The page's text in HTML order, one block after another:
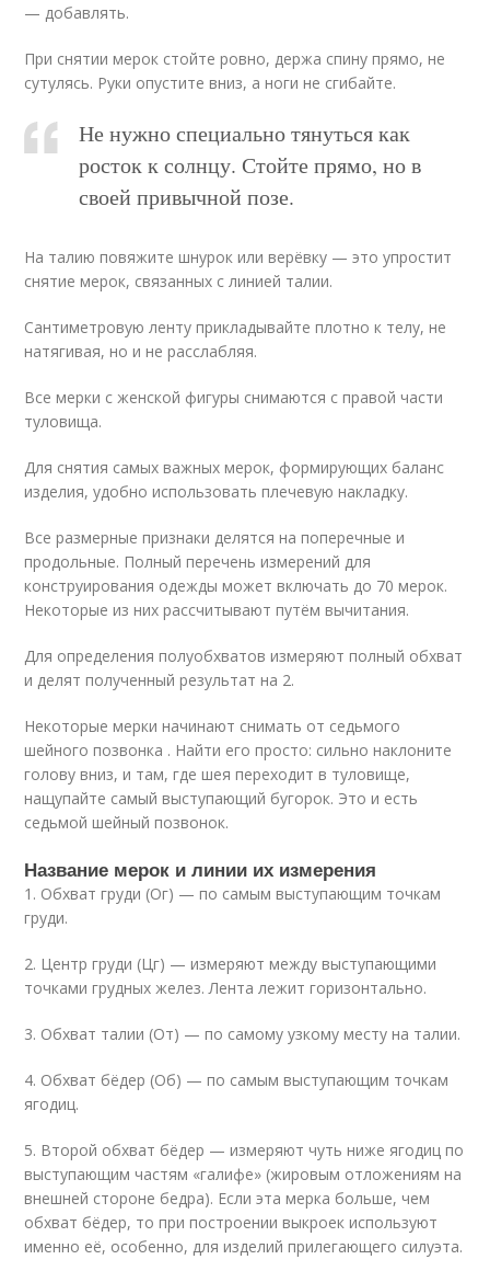
— добавлять.
При снятии мерок стойте ровно, держа спину прямо, не
сутулясь. Руки опустите вниз, а ноги не сгибайте.
Не нужно специально тянуться как
росток к солнцу. Стойте прямо, но в
своей привычной позе.
На талию повяжите шнурок или верёвку — это упростит
снятие мерок, связанных с линией талии.
Сантиметровую ленту прикладывайте плотно к телу, не
натягивая, но и не расслабляя.
Все мерки с женской фигуры снимаются с правой части
туловища.
Для снятия самых важных мерок, формирующих баланс
изделия, удобно использовать плечевую накладку.
Все размерные признаки делятся на поперечные и
продольные. Полный перечень измерений для
конструирования одежды может включать до 70 мерок.
Некоторые из них рассчитывают путём вычитания.
Для определения полуобхватов измеряют полный обхват
и делят полученный результат на 2.
Некоторые мерки начинают снимать от седьмого
шейного позвонка . Найти его просто: сильно наклоните
голову вниз, и там, где шея переходит в туловище,
нащупайте самый выступающий бугорок. Это и есть
седьмой шейный позвонок.
Название мерок и линии их измерения
1. Обхват груди (Ог) — по самым выступающим точкам
груди.
2. Центр груди (Цг) — измеряют между выступающими
точками грудных желез. Лента лежит горизонтально.
3. Обхват талии (От) — по самому узкому месту на талии.
4. Обхват бёдер (Об) — по самым выступающим точкам
ягодиц.
5. Второй обхват бёдер — измеряют чуть ниже ягодиц по
выступающим частям «галифе» (жировым отложениям на
внешней стороне бедра). Если эта мерка больше, чем
обхват бёдер, то при построении выкроек используют
именно её, особенно, для изделий прилегающего силуэта.